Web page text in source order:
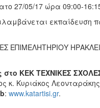
27/05/17 ώρα 09:00-
εκπαίδευση
ΕΠΙΜΕΛΗΤΗΡΙΟΥ
στο ΚΕΚ ΤΕΧΝΙΚΕΣ
κ. Κυριάκος
: www.katartisi.gr.